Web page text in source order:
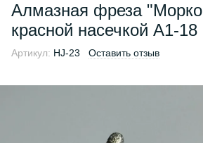
Алмазная фреза
красной насечкой А1-18
Артикул: HJ-23 Оставить отзыв